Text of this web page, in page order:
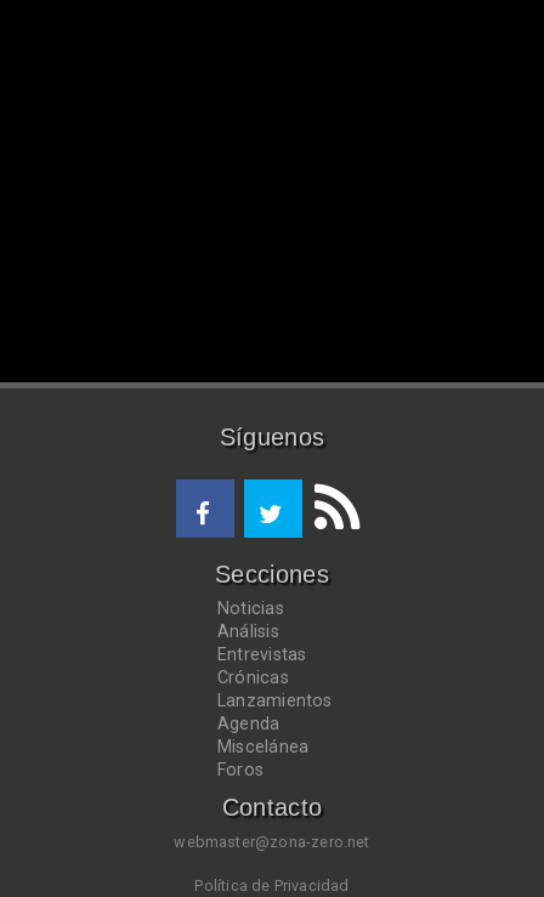
Síguenos
Secciones
Noticias
Análisis
Entrevistas
Crónicas
Lanzamientos
Agenda
Miscelánea
Foros
Contacto
webmaster@zona-zero.net
Política de Privacidad